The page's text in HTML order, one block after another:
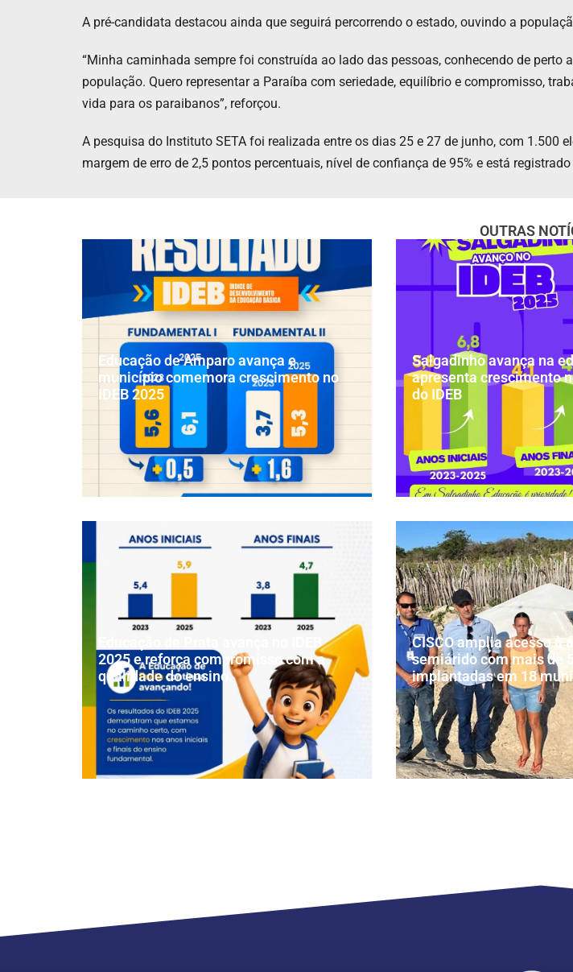
A pré-candidata destacou ainda que seguirá percorrendo o estado, ouvindo a
“Minha caminhada sempre foi construída ao lado das pessoas, conhecendo de
população. Quero representar a Paraíba com seriedade, equilíbrio e compromisso,
vida para os paraibanos”, reforçou.
A pesquisa do Instituto SETA foi realizada entre os dias 25 e 27 de junho, com
margem de erro de 2,5 pontos percentuais, nível de confiança de 95% e está
OUTRAS
Educação de Amparo avança e
município comemora crescimento no
IDEB 2025
Salgadinho avança na
apresenta crescimento
do IDEB
Educação de Prata avança no IDEB
2025 e reforça compromisso com a
qualidade do ensino
CISCO amplia acesso à
semiárido com mais de
implantadas em 18